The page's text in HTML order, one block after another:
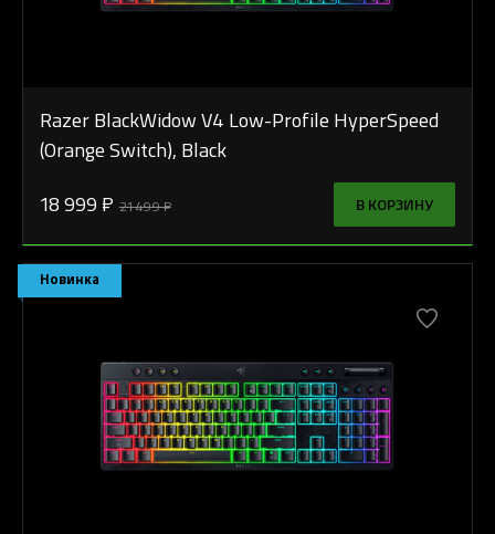
Razer BlackWidow V4 Low-Profile HyperSpeed
(Orange Switch), Black
18 999 ₽ 21 499 ₽ В КОРЗИНУ
Новинка